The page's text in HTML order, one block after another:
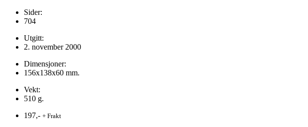
Sider:
704
Utgitt:
2. november 2000
Dimensjoner:
156x138x60 mm.
Vekt:
510 g.
197,- + Frakt